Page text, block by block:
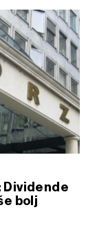
Dividende
bolj